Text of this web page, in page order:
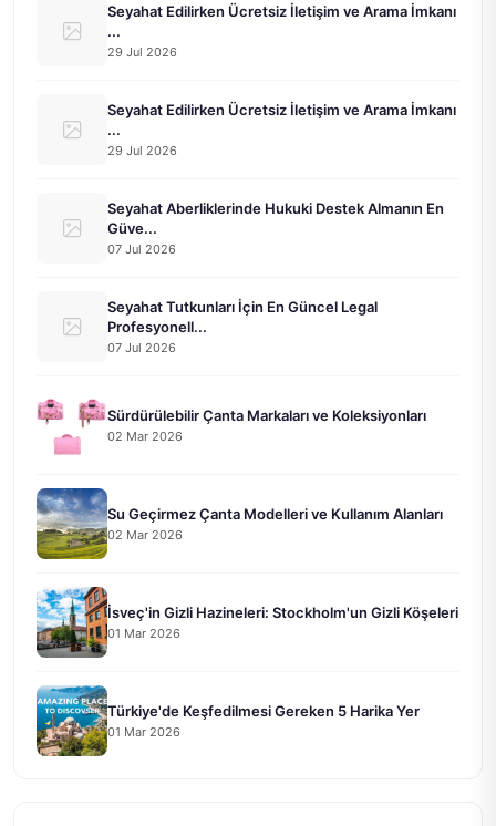
Seyahat Edilirken Ücretsiz İletişim ve Arama İmkanı
...
29 Jul 2026
Seyahat Edilirken Ücretsiz İletişim ve Arama İmkanı
...
29 Jul 2026
Seyahat Aberliklerinde Hukuki Destek Almanın En
Güve...
07 Jul 2026
Seyahat Tutkunları İçin En Güncel Legal
Profesyonell...
07 Jul 2026
Sürdürülebilir Çanta Markaları ve Koleksiyonları
02 Mar 2026
Su Geçirmez Çanta Modelleri ve Kullanım Alanları
02 Mar 2026
İsveç'in Gizli Hazineleri: Stockholm'un Gizli Köşeleri
01 Mar 2026
Türkiye'de Keşfedilmesi Gereken 5 Harika Yer
01 Mar 2026